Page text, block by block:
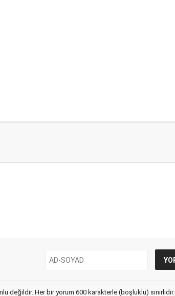
değildir. Her bir yorum 600 karakterle (boşluklu) sınırlıdır.